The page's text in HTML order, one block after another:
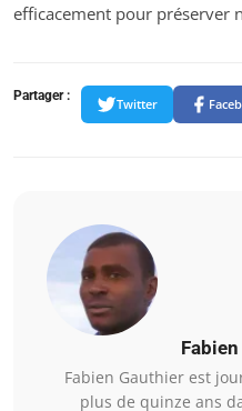
efficacement pour préserver
Partager :
Twitter
Fabien Gauthier est
plus de quinze ans